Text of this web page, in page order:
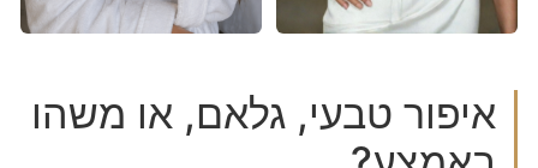
איפור טבעי, גלאם, או משהו